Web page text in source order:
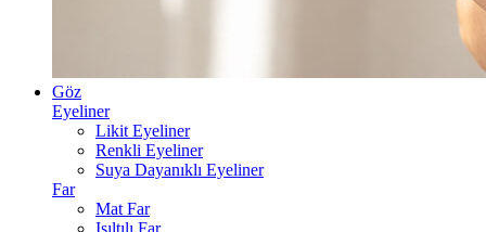
Göz
Eyeliner
Likit Eyeliner
Renkli Eyeliner
Suya Dayanıklı Eyeliner
Far
Mat Far
Işıltılı Far